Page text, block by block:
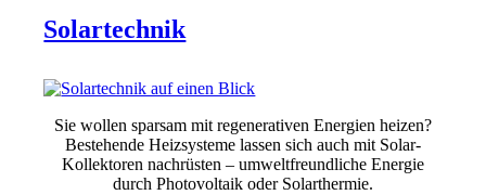
Solartechnik
Sie wollen sparsam mit regenerativen Energien heizen?
Bestehende Heizsysteme lassen sich auch mit Solar-
Kollektoren nachrüsten – umweltfreundliche Energie
durch Photovoltaik oder Solarthermie.